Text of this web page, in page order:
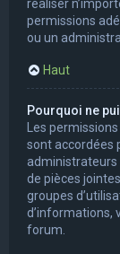
réaliser
permissions
ou un
Haut
Pourquoi ne
Les
sont accordées
de pièces
groupes
d’informations,
forum.